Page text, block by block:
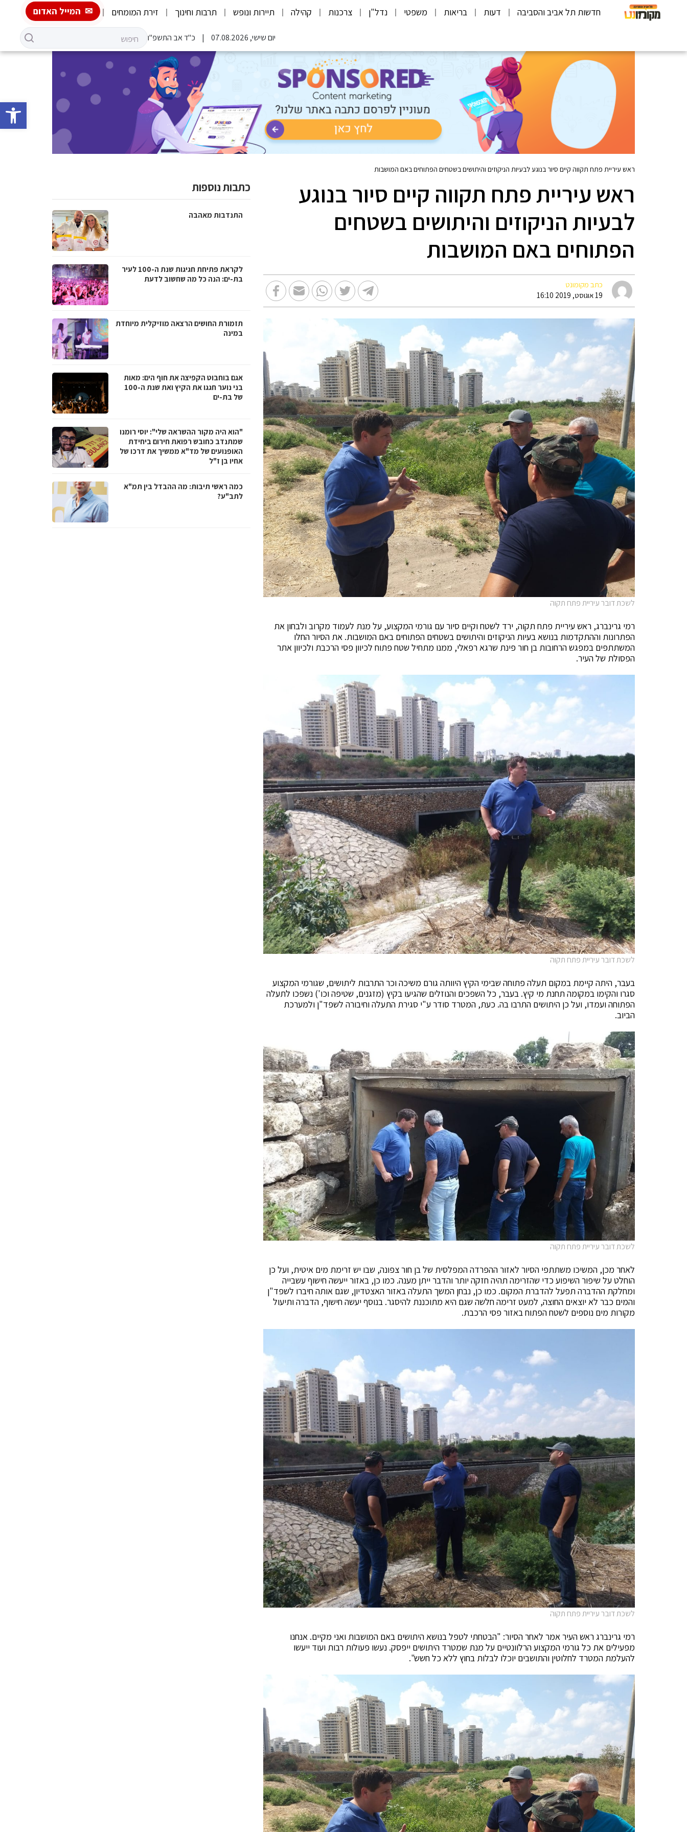
פתח
חדשות תל אביב והסביבה דעות בריאות משפטי נדל"ן צרכנות קהילה תיירות ונופש תרבות וחינוך זירת המומחים המייל האדום
יום שישי, 07.08.2026 כ"ד אב התשפ"ו
ראש עיריית פתח תקווה קיים סיור בנוגע לבעיות הניקוזים והיתושים בשטחים הפתוחים באם המושבות
ראש עיריית פתח תקווה קיים סיור בנוגע
לבעיות הניקוזים והיתושים בשטחים
הפתוחים באם המושבות
כתב מקומונט
19 אוגוסט, 2019 16:10
לשכת דובר עיריית פתח תקוה
רמי גרינברג, ראש עיריית פתח תקוה, ירד לשטח וקיים סיור עם גורמי המקצוע, על מנת לעמוד מקרוב ולבחון את
הפתרונות וההתקדמות בנושא בעיות הניקוזים והיתושים בשטחים הפתוחים באם המושבות. את הסיור החלו
המשתתפים במפגש הרחובות בן חור פינת שרגא רפאלי, ממנו מתחיל שטח פתוח לכיוון פסי הרכבת ולכיוון אתר
הפסולת של העיר.
לשכת דובר עיריית פתח תקוה
בעבר, היתה קיימת במקום תעלה פתוחה שבימי הקיץ היוותה גורם משיכה וכר התרבות ליתושים, שגורמי המקצוע
סגרו והקימו במקומה תחנת מי קיץ. בעבר, כל השפכים והנוזלים שהגיעו בקיץ (מזגנים, שטיפה וכו') נשפכו לתעלה
הפתוחה ועמדו, ועל כן היתושים התרבו בה. כעת, המטרד סודר ע"י סגירת התעלה וחיבורה לשפד"ן ולמערכת
הביוב.
לשכת דובר עיריית פתח תקוה
לאחר מכן, המשיכו משתתפי הסיור לאזור ההפרדה המפלסית של בן חור צפונה, שבו יש זרימת מים איטית, ועל כן
הוחלט על שיפור השיפוע כדי שהזרימה תהיה חזקה יותר והדבר ייתן מענה. כמו כן, באזור ייעשה חישוף עשבייה
ומחלקת ההדברה תפעל להדברת המקום. כמו כן, נבחן המשך התעלה באזור האצטדיון, שגם אותה חיברו לשפד"ן
והמים כבר לא יוצאים החוצה, למעט זרימה חלשה שגם היא מתוכננת להיסגר. בנוסף יעשה חישוף, הדברה ותיעול
מקורות מים נוספים לשטח הפתוח באזור פסי הרכבת.
לשכת דובר עיריית פתח תקוה
רמי גרינברג ראש העיר אמר לאחר הסיור: "הבטחתי לטפל בנושא היתושים באם המושבות ואני מקיים. אנחנו
מפעילים את כל גורמי המקצוע הרלוונטיים על מנת שמטרד היתושים ייפסק. נעשו פעולות רבות ועוד ייעשו
להעלמת המטרד לחלוטין והתושבים יוכלו לבלות בחוץ ללא כל חשש".
כתבות נוספות
התנדבות מאהבה
לקראת פתיחת חגיגות שנת ה-100 לעיר
בת-ים: הנה כל מה שחשוב לדעת
תזמורת החושים הרצאה מוזיקלית מיוחדת
במינה
אגם בוחבוט הקפיצה את חוף הים: מאות
בני נוער חגגו את הקיץ ואת שנת ה-100
של בת-ים
"הוא היה מקור ההשראה שלי": יוסי רומנו
שמתנדב כחובש רפואת חירום ביחידת
האופנועים של מד"א ממשיך את דרכו של
אחיו בן ז"ל
כמה ראשי תיבות: מה ההבדל בין תמ"א
לתב"ע?